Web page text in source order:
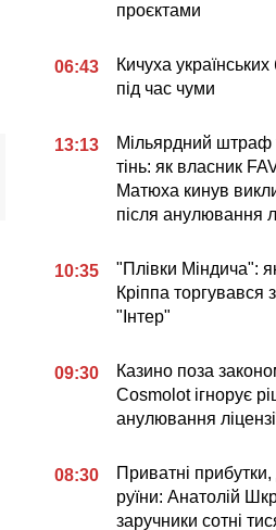
проєктами
06:43
Кичуха
під час чуми
13:13
Мільярдний штраф
тінь: як власник
Матюха кинув
після анулювання
10:35
"Плівки Міндича":
Кріппа торгувався
"Інтер"
09:30
Казино поза
Cosmolot ігнорує
анулювання
08:30
Приватні
руїни: Анатолій
заручники сотні